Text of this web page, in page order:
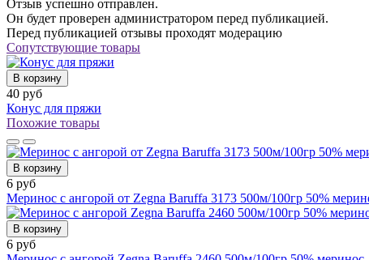
Отзыв успешно отправлен.
Он будет проверен администратором перед публикацией.
Перед публикацией отзывы проходят модерацию
Сопутствующие товары
В корзину
40 руб
Конус для пряжи
Похожие товары
В корзину
6 руб
Меринос с ангорой от Zegna Baruffa 3173 500м/100гр 50%
В корзину
6 руб